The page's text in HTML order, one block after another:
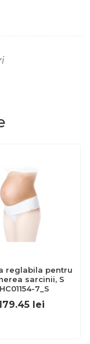
reglabila pentru
sarcinii, S
7_S
lei